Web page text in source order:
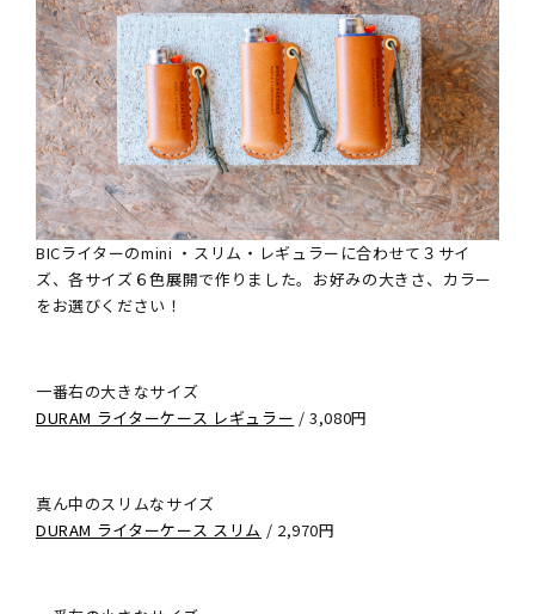
BICライターのmini ・スリム・レギュラーに合わせて３サイ
ズ、各サイズ６色展開で作りました。お好みの大きさ、カラー
をお選びください！
一番右の大きなサイズ
DURAM ライターケース レギュラー / 3,080円
真ん中のスリムなサイズ
DURAM ライターケース スリム / 2,970円